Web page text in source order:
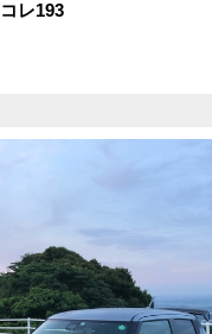
レ193